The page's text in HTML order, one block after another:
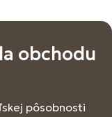
obchodu
pôsobnosti